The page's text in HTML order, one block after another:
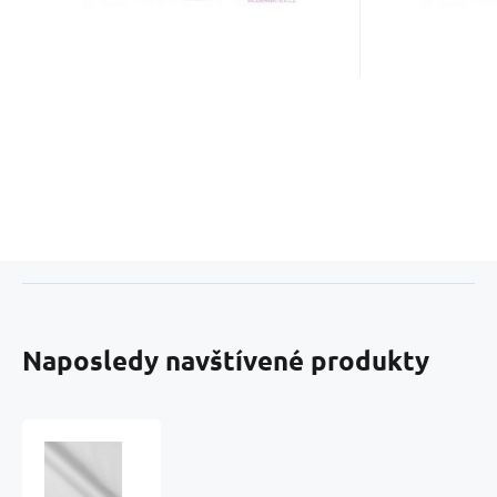
Naposledy navštívené produkty